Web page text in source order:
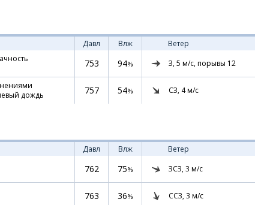
Давл Влж
Ветер
753 94% З, 5 м/с, порывы 12
дождь
757 54% СЗ, 4м/с
Давл Влж
Ветер
762 75% ЗСЗ, 3 м/с
763 36% ССЗ, 3 м/с